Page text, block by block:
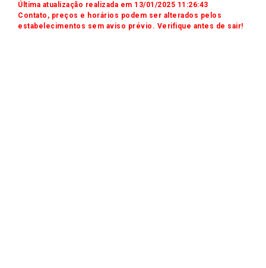
Última atualização realizada em 13/01/2025 11:26:43
Contato, preços e horários podem ser alterados pelos
estabelecimentos sem aviso prévio. Verifique antes de sair!